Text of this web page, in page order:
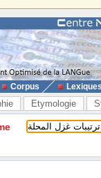
Corpus
Etymologie